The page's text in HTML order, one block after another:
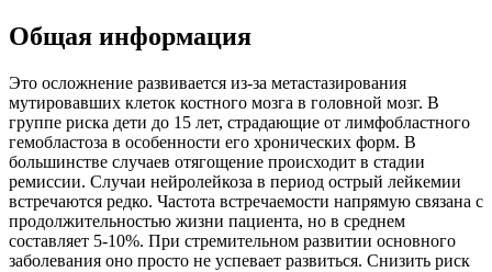
Общая информация
Это осложнение развивается из-за метастазирования
мутировавших клеток костного мозга в головной мозг. В
группе риска дети до 15 лет, страдающие от лимфобластного
гемобластоза в особенности его хронических форм. В
большинстве случаев отягощение происходит в стадии
ремиссии. Случаи нейролейкоза в период острый лейкемии
встречаются редко. Частота встречаемости напрямую связана с
продолжительностью жизни пациента, но в среднем
составляет 5-10%. При стремительном развитии основного
заболевания оно просто не успевает развиться. Снизить риск